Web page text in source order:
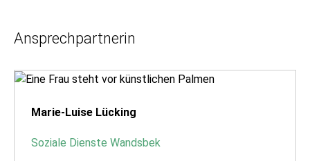
Ansprechpartnerin
Marie-Luise Lücking
Soziale Dienste Wandsbek